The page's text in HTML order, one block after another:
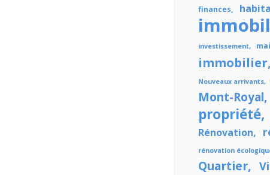
finances
investissement
immobilier
Nouveaux arrivants
Mont-Royal
propriété
Rénovation
rénovation
Quartier